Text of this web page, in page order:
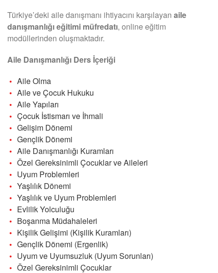
Türkiye’deki aile danışmanı ihtiyacını karşılayan aile
danışmanlığı eğitimi müfredatı, online eğitim
modüllerinden oluşmaktadır.
Aile Danışmanlığı Ders İçeriği
Aile Olma
Aile ve Çocuk Hukuku
Aile Yapıları
Çocuk İstismarı ve İhmali
Gelişim Dönemi
Gençlik Dönemi
Aile Danışmanlığı Kuramları
Özel Gereksinimli Çocuklar ve Aileleri
Uyum Problemleri
Yaşlılık Dönemi
Yaşlılık ve Uyum Problemleri
Evlilik Yolculuğu
Boşanma Müdahaleleri
Kişilik Gelişimi (Kişilik Kuramları)
Gençlik Dönemi (Ergenlik)
Uyum ve Uyumsuzluk (Uyum Sorunları)
Özel Gereksinimli Çocuklar